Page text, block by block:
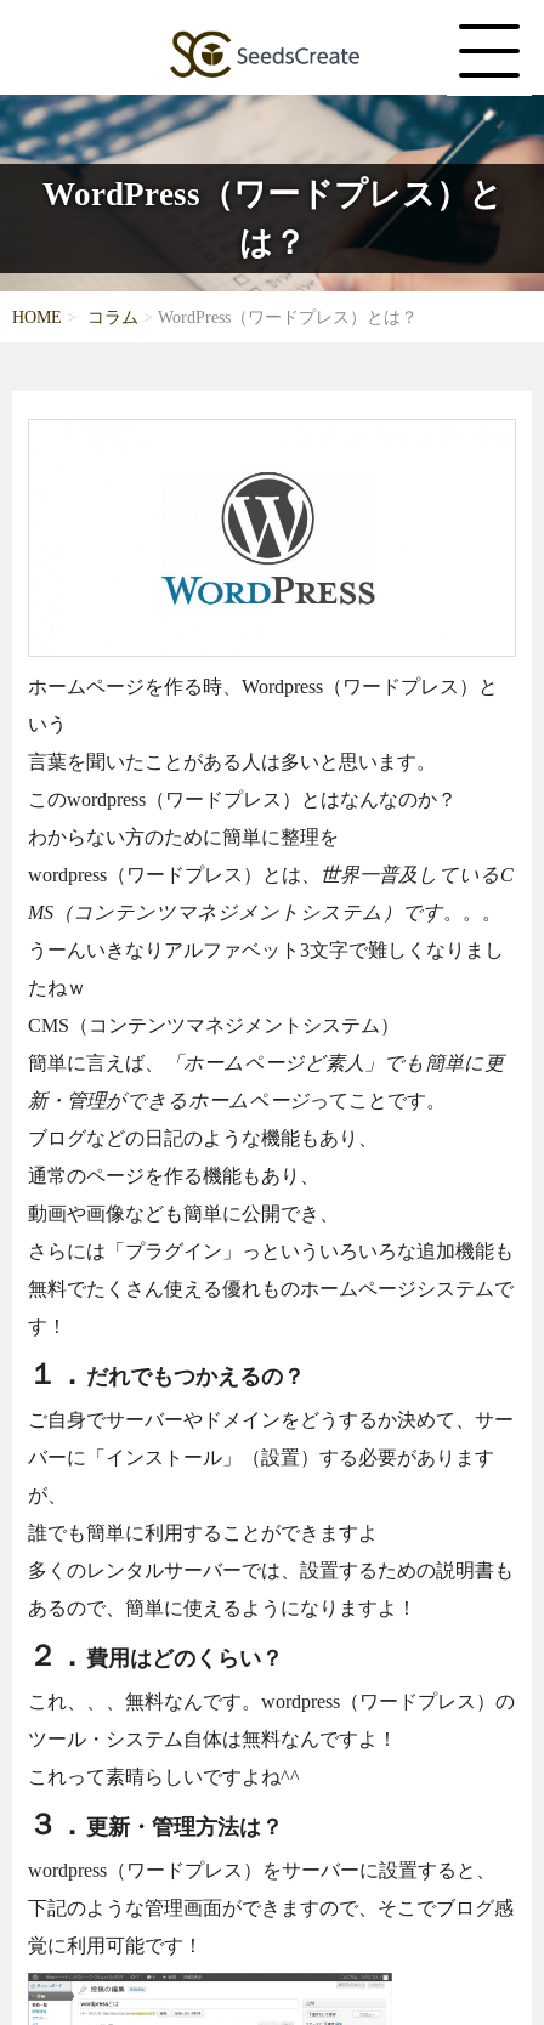
WordPress（ワードプレス）と
は？
HOME コラム WordPress（ワードプレス）とは？
ホームページを作る時、Wordpress（ワードプレス）と
いう
言葉を聞いたことがある人は多いと思います。
このwordpress（ワードプレス）とはなんなのか？
わからない方のために簡単に整理を
wordpress（ワードプレス）とは、 世界一普及しているC
MS（コンテンツマネジメントシステム）です。。。
うーんいきなりアルファベット3文字で難しくなりまし
たねｗ
CMS（コンテンツマネジメントシステム）
簡単に言えば、
「ホームページど素人」でも簡単に更
新・管理ができるホームページってことです。
ブログなどの日記のような機能もあり、
通常のページを作る機能もあり、
動画や画像なども簡単に公開でき、
さらには「プラグイン」っといういろいろな追加機能も
無料でたくさん使える優れものホームページシステムで
す！
１． だれでもつかえるの？
ご自身でサーバーやドメインをどうするか決めて、サー
バーに「インストール」（設置）する必要があります
が、
誰でも簡単に利用することができますよ
多くのレンタルサーバーでは、設置するための説明書も
あるので、簡単に使えるようになりますよ！
２．費用はどのくらい？
これ、、、無料なんです。wordpress（ワードプレス）の
ツール・システム自体は無料なんですよ！
これって素晴らしいですよね^^
３．更新・管理方法は？
wordpress（ワードプレス）をサーバーに設置すると、
下記のような管理画面ができますので、そこでブログ感
覚に利用可能です！